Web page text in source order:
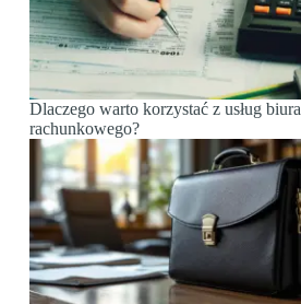
Dlaczego warto korzystać z usług biura
rachunkowego?